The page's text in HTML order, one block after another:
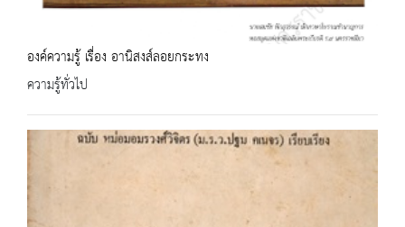
องค์ความรู้ เรื่อง อานิสงส์ลอยกระทง
ความรู้ทั่วไป